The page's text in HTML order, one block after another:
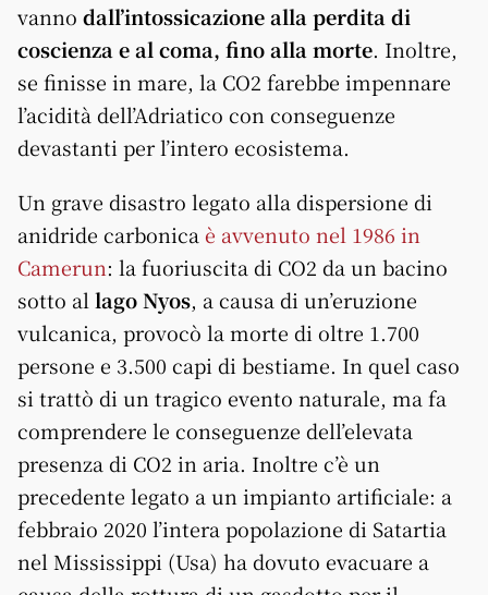
vanno dall’intossicazione alla perdita di
coscienza e al coma, fino alla morte. Inoltre,
se finisse in mare, la CO2 farebbe impennare
l’acidità dell’Adriatico con conseguenze
devastanti per l’intero ecosistema.
Un grave disastro legato alla dispersione di
anidride carbonica è avvenuto nel 1986 in
Camerun: la fuoriuscita di CO2 da un bacino
sotto al lago Nyos, a causa di un’eruzione
vulcanica, provocò la morte di oltre 1.700
persone e 3.500 capi di bestiame. In quel caso
si trattò di un tragico evento naturale, ma fa
comprendere le conseguenze dell’elevata
presenza di CO2 in aria. Inoltre c’è un
precedente legato a un impianto artificiale: a
febbraio 2020 l’intera popolazione di Satartia
nel Mississippi (Usa) ha dovuto evacuare a